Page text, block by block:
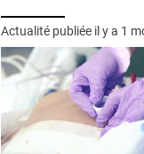
Actualité publiée il y a 1